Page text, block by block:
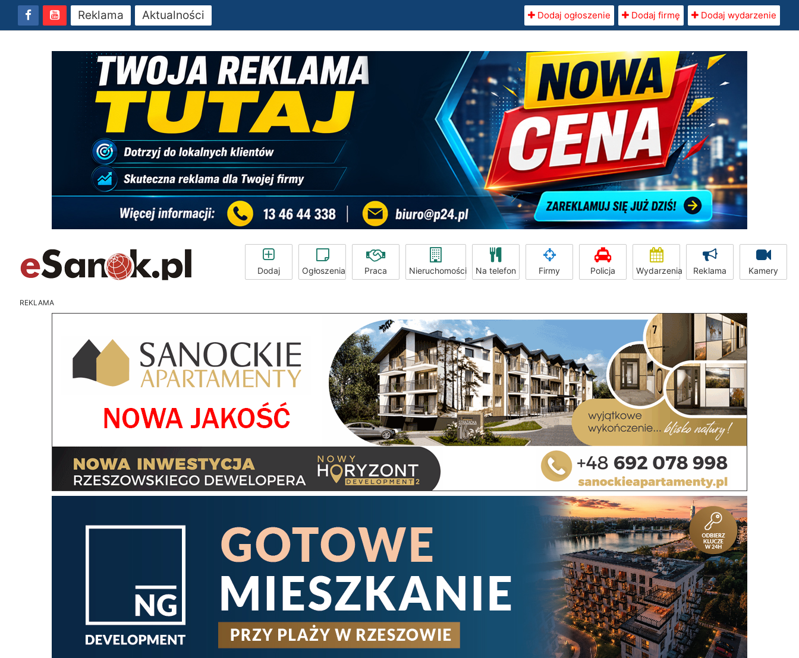
Reklama Aktualności Dodaj ogłoszenie Dodaj firmę Dodaj wydarzenie
Dodaj Ogłoszenia Praca Nieruchomości Na telefon Firmy Policja Wydarzenia Reklama Kamery
REKLAMA